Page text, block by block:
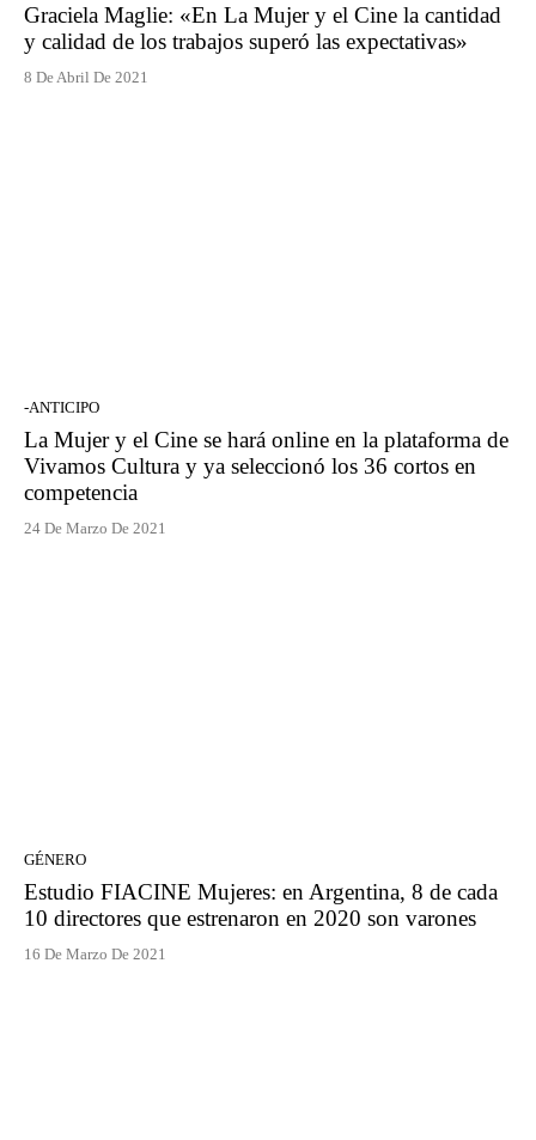
Graciela Maglie: «En La Mujer y el Cine la cantidad
y calidad de los trabajos superó las expectativas»
8 De Abril De 2021
-ANTICIPO
La Mujer y el Cine se hará online en la plataforma de
Vivamos Cultura y ya seleccionó los 36 cortos en
competencia
24 De Marzo De 2021
GÉNERO
Estudio FIACINE Mujeres: en Argentina, 8 de cada
10 directores que estrenaron en 2020 son varones
16 De Marzo De 2021